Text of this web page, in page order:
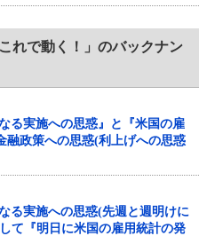
れで動く！」のバックナン
る実施への思惑』と『米国の雇
融政策への思惑(利上げへの思惑
る実施への思惑(先週と週明けに
て『明日に米国の雇用統計の発